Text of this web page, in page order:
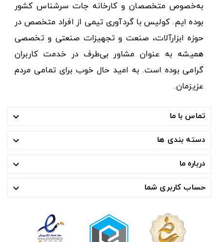
به‌خصوص متخصصان و کارخانه جات سرشناس کشور
بوده ایم. کولیس با گردآوری تیمی از افراد متخصص در
حوزه ابزارآلات، صنعت و تجهیزات صنعتی و تخصصی
همیشه به عنوان مشاور بی‌طرف در خدمت کاربران
گرامی بوده است. به امید حال خوب برای تمامی مردم
عزیزمان.
تماس با ما 
دسته بندی ها 
درباره ما 
حساب کاربری شما 